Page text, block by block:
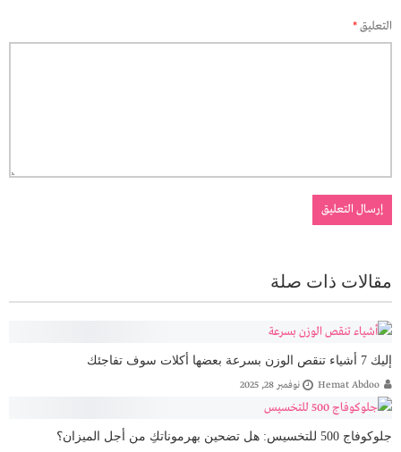
التعليق*
مقالات ذات صلة
إليك 7 أشياء تنقص الوزن بسرعة بعضها أكلات سوف تفاجئك
Hemat Abdoo نوفمبر 28, 2025
جلوكوفاج 500 للتخسيس: هل تضحين بهرموناتكِ من أجل الميزان؟